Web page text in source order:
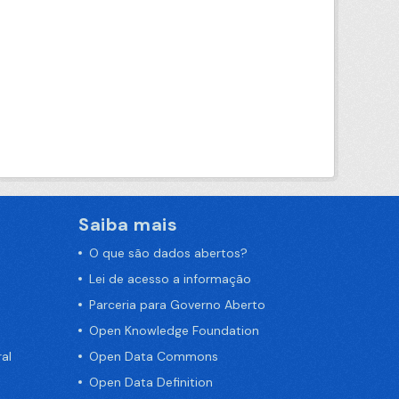
Saiba mais
O que são dados abertos?
Lei de acesso a informação
Parceria para Governo Aberto
Open Knowledge Foundation
Open Data Commons
Open Data Definition